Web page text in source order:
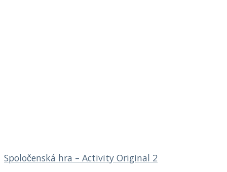
Spoločenská hra – Activity Original 2